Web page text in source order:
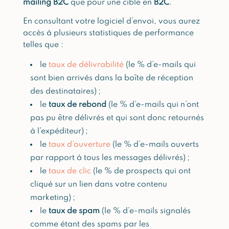
mailing B2Cque pour une cible en B2C.
En consultant votre logiciel d’envoi, vous aurez
accès à plusieurs statistiques de performance
telles que :
le taux de délivrabilité(le % d’e-mails qui
sont bien arrivés dans la boîte de réception
des destinataires) ;
le taux de rebond (le % d’e-mails qui n’ont
pas pu être délivrés et qui sont donc retournés
à l’expéditeur) ;
le taux d’ouverture(le % d’e-mails ouverts
par rapport à tous les messages délivrés) ;
le taux de clic (le % de prospects qui ont
cliqué sur un lien dans votre contenu
marketing) ;
le taux de spam(le % d’e-mails signalés
comme étant des spams par les